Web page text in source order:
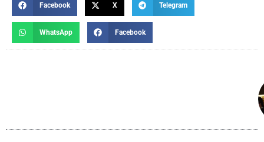
Facebook X Telegram
WhatsApp Facebook